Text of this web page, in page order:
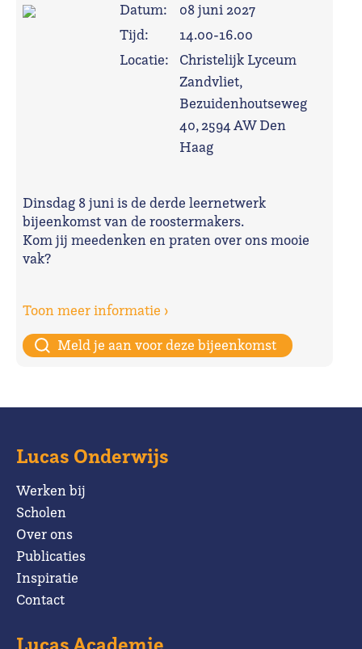
Datum:
08 juni 2027
Tijd:
14.00-16.00
Locatie:
Christelijk Lyceum
Zandvliet,
Bezuidenhoutseweg
40, 2594 AW Den
Haag
Dinsdag 8 juni is de derde leernetwerk
bijeenkomst van de roostermakers.
Kom jij meedenken en praten over ons mooie
vak?
Toon meer informatie ›
Meld je aan voor deze bijeenkomst
Lucas Onderwijs
Werken bij
Scholen
Over ons
Publicaties
Inspiratie
Contact